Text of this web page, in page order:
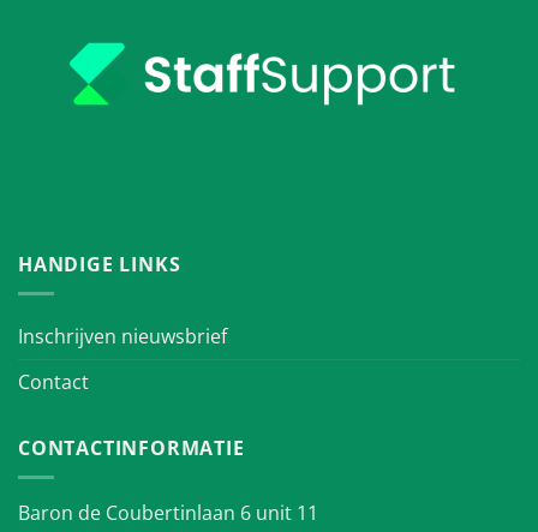
HANDIGE LINKS
Inschrijven nieuwsbrief
Contact
CONTACTINFORMATIE
Baron de Coubertinlaan 6 unit 11